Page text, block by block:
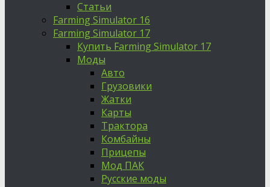
Статьи
Farming Simulator 16
Farming Simulator 17
Купить Farming Simulator 17
Моды
Авто
Грузовики
Жатки
Карты
Трактора
Комбайны
Прицепы
Мод ПАК
Русские моды